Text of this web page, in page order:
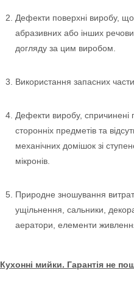
Дефекти поверхні виробу, що
абразивних або інших
догляду за цим виробом.
Використання запасних
Дефекти виробу,
сторонніх предметів та
механічних домішок зі
мікронів.
Природне зношування
ущільнення, сальники,
аератори, елементи
Кухонні мийки. Гарантія не